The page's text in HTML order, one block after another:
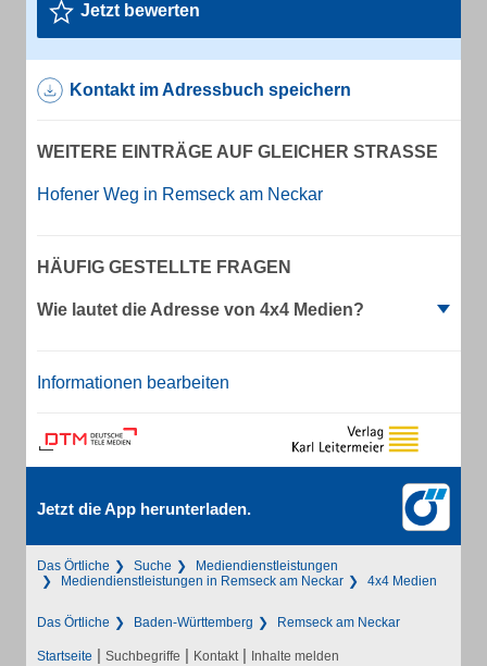
Jetzt bewerten
Kontakt im Adressbuch speichern
WEITERE EINTRÄGE AUF GLEICHER STRASSE
Hofener Weg in Remseck am Neckar
HÄUFIG GESTELLTE FRAGEN
Wie lautet die Adresse von 4x4 Medien?
Informationen bearbeiten
Jetzt die App herunterladen.
Das Örtliche Suche
Mediendienstleistungen
Mediendienstleistungen in Remseck am Neckar
4x4 Medien
Das Örtliche Baden-Württemberg Remseck am Neckar
Startseite | Suchbegriffe | Kontakt | Inhalte melden